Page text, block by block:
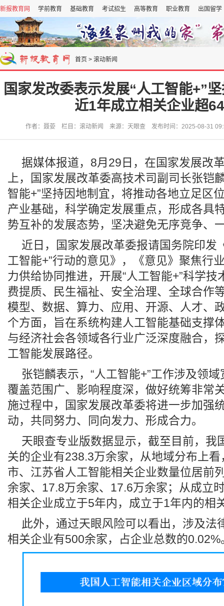
新报教育网 学前教育 基础教育 考试招生 高等教育 职业教育 出国留学
首页 > 滚动新闻
国家发改委表示发展“人工智能+”
近1年成立相关企业超
作者：聂荌 栏目：滚动新闻 来源：天眼查 发布时间：2025-08-31
据媒体报道，8月29日，在国家发展改
上，国家发展改革委高技术司副司长张铠
智能+”坚持因地制宜，将推动各地立足区
产业基础，科学确定发展重点，形成各具
势互补的发展态势，坚决避免无序竞争、
近日，国家发展改革委报请国务院印发
工智能+”行动的意见》，《意见》聚焦行
力供给协同推进，开展“人工智能+”科学技
费提质、民生福祉、安全治理、全球合作
模型、数据、算力、应用、开源、人才、
个方面，旨在系统构建人工智能基础支撑
与经济社会各领域各行业广泛深度融合，
工智能发展路径。
张铠麟表示，“人工智能+”工作涉及领
覆盖范围广、影响程度深，做好统筹非常
施过程中，国家发展改革委将进一步加强
动，共同努力、同向发力、形成合力。
天眼查专业版数据显示，截至目前，我
关的企业有238.3万余家，从地域分布上
市、江苏省人工智能相关企业数量位居前
余家、17.8万余家、17.6万余家；从成立
相关企业成立于5年内，成立于1年内的相
此外，通过天眼风险可以看出，涉及法
相关企业有500余家，占企业总数的0.02%